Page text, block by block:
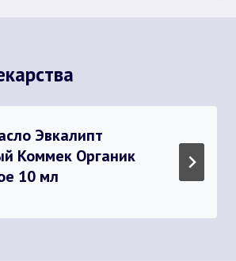
Эвкалипт
Коммек Органик
10 мл